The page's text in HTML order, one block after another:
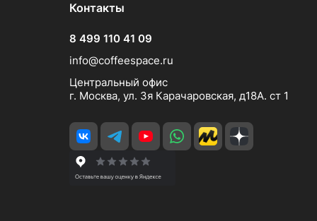
Контакты
8 499 110 41 09
info@coffeespace.ru
Центральный офис
г. Москва, ул. 3я Карачаровская, д18А. ст 1